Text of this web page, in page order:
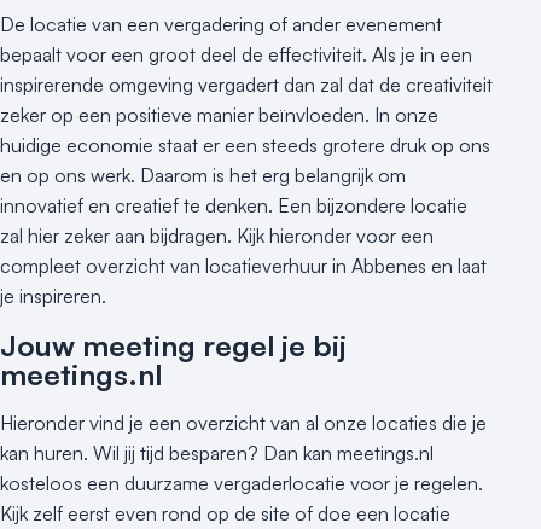
De locatie van een vergadering of ander evenement
bepaalt voor een groot deel de effectiviteit. Als je in een
inspirerende omgeving vergadert dan zal dat de creativiteit
zeker op een positieve manier beïnvloeden. In onze
huidige economie staat er een steeds grotere druk op ons
en op ons werk. Daarom is het erg belangrijk om
innovatief en creatief te denken. Een bijzondere locatie
zal hier zeker aan bijdragen. Kijk hieronder voor een
compleet overzicht van locatieverhuur in Abbenes en laat
je inspireren.
Jouw meeting regel je bij
meetings.nl
Hieronder vind je een overzicht van al onze locaties die je
kan huren. Wil jij tijd besparen? Dan kan meetings.nl
kosteloos een duurzame vergaderlocatie voor je regelen.
Kijk zelf eerst even rond op de site of doe een locatie